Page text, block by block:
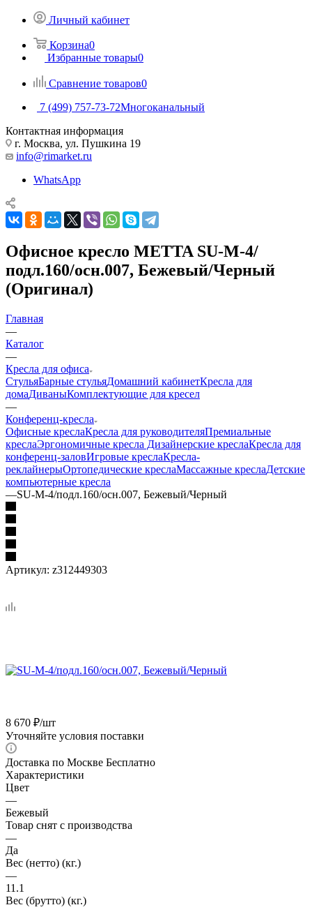
Личный кабинет
Корзина0
Избранные товары0
Сравнение товаров0
7 (499) 757-73-72Многоканальный
Контактная информация
г. Москва, ул. Пушкина 19
info@rimarket.ru
WhatsApp
Офисное кресло METTA SU-M-4/
подл.160/осн.007, Бежевый/Черный
(Оригинал)
Главная
—
Каталог
—
Кресла для офиса
СтульяБарные стульяДомашний кабинетКресла для
домаДиваныКомплектующие для кресел
—
Конференц-кресла
Офисные креслаКресла для руководителяПремиальные
креслаЭргономичные кресла Дизайнерские креслаКресла для
конференц-заловИгровые креслаКресла-
реклайнерыОртопедические креслаМассажные креслаДетские
компьютерные кресла
—SU-M-4/подл.160/осн.007, Бежевый/Черный
Артикул: z312449303
8 670 ₽/шт
Уточняйте условия поставки
Доставка по Москве Бесплатно
Характеристики
Цвет
—
Бежевый
Товар снят с производства
—
Да
Вес (нетто) (кг.)
—
11.1
Вес (брутто) (кг.)